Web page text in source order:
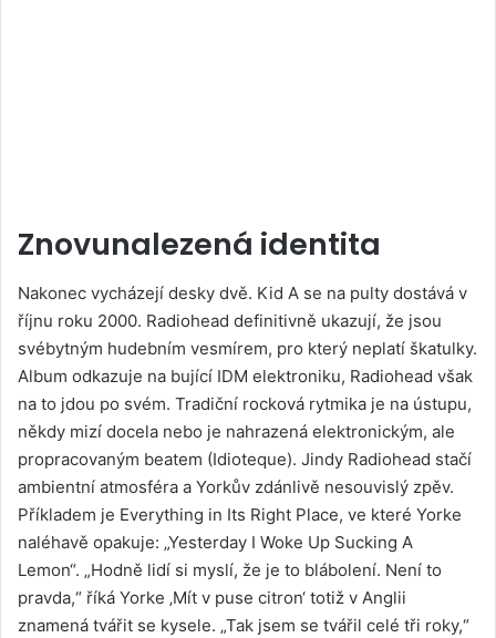
Znovunalezená identita
Nakonec vycházejí desky dvě. Kid A se na pulty dostává v
říjnu roku 2000. Radiohead definitivně ukazují, že jsou
svébytným hudebním vesmírem, pro který neplatí škatulky.
Album odkazuje na bující IDM elektroniku, Radiohead však
na to jdou po svém. Tradiční rocková rytmika je na ústupu,
někdy mizí docela nebo je nahrazená elektronickým, ale
propracovaným beatem (Idioteque). Jindy Radiohead stačí
ambientní atmosféra a Yorkův zdánlivě nesouvislý zpěv.
Příkladem je Everything in Its Right Place, ve které Yorke
naléhavě opakuje: „Yesterday I Woke Up Sucking A
Lemon“. „Hodně lidí si myslí, že je to blábolení. Není to
pravda,“ říká Yorke ‚Mít v puse citron‘ totiž v Anglii
znamená tvářit se kysele. „Tak jsem se tvářil celé tři roky,“